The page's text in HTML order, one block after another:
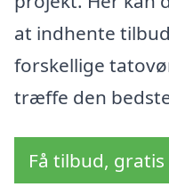
at indhente
forskellige
træffe den
Få tilbud,